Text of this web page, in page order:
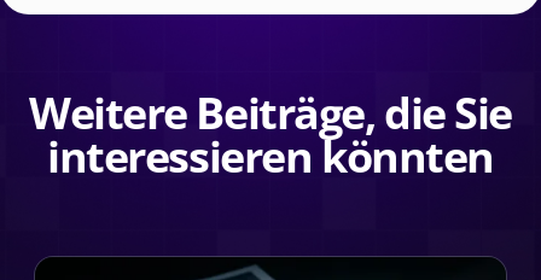
Weitere Beiträge, die Sie
interessieren könnten